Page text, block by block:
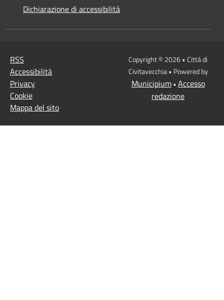
Dichiarazione di accessibilità
RSS
Accessibilità
Privacy
Cookie
Mappa del sito
Copyright © 2026 • Città di
Civitavecchia • Powered by
Municipium• Accesso
redazione